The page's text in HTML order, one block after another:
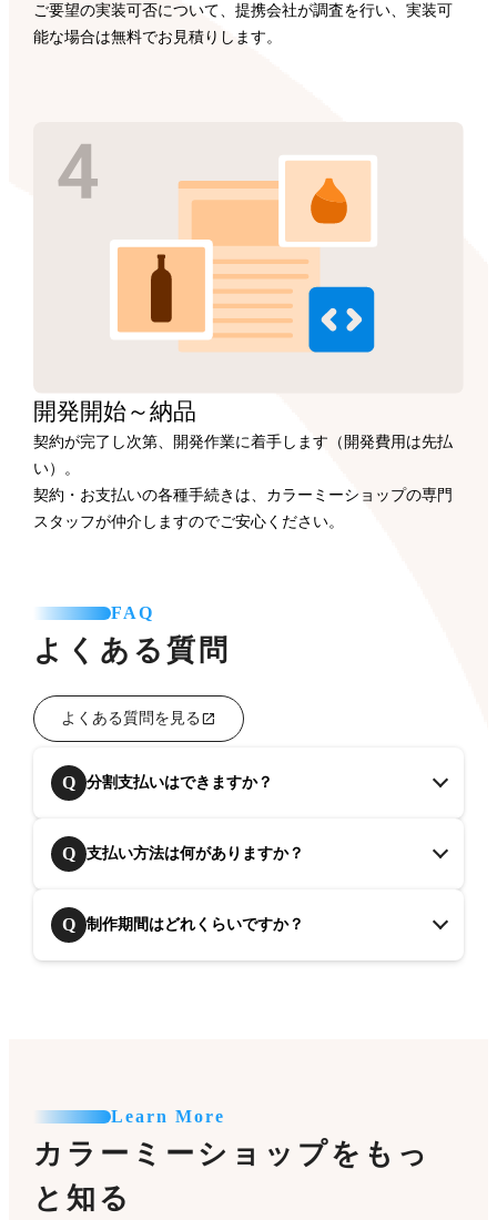
ご要望の実装可否について、提携会社が調査を行い、実装可
能な場合は無料でお見積りします。
開発開始～納品
契約が完了し次第、開発作業に着手します（開発費用は先払
い）。
契約・お支払いの各種手続きは、カラーミーショップの専門
スタッフが仲介しますのでご安心ください。
FAQ
よくある質問
よくある質問を見る
Q 分割支払いはできますか？
Q 支払い方法は何がありますか？
Q 制作期間はどれくらいですか？
Learn More
カラーミーショップをもっ
と知る